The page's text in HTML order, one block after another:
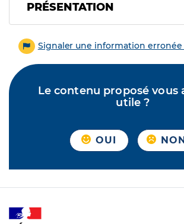
PRÉSENTATION
Signaler une information
Le contenu proposé vous
utile ?
OUI NON